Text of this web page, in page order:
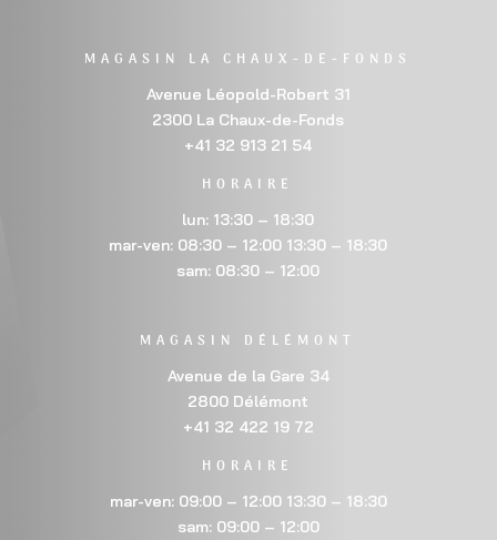
MAGASIN LA CHAUX-DE-FONDS
Avenue Léopold-Robert 31
2300 La Chaux-de-Fonds
+41 32 913 21 54
HORAIRE
lun: 13:30 – 18:30
mar-ven: 08:30 – 12:00 13:30 – 18:30
sam: 08:30 – 12:00
MAGASIN DÉLÉMONT
Avenue de la Gare 34
2800 Délémont
+41 32 422 19 72
HORAIRE
mar-ven: 09:00 – 12:00 13:30 – 18:30
sam: 09:00 – 12:00